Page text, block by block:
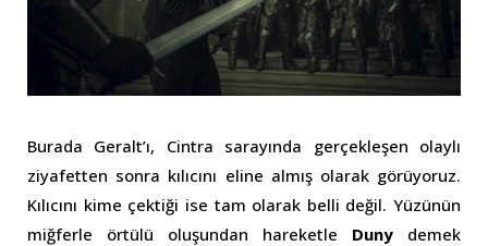
Burada Geralt’ı, Cintra sarayında gerçekleşen olaylı
ziyafetten sonra kılıcını eline almış olarak görüyoruz.
Kılıcını kime çektiği ise tam olarak belli değil. Yüzünün
miğferle örtülü oluşundan hareketle Duny demek